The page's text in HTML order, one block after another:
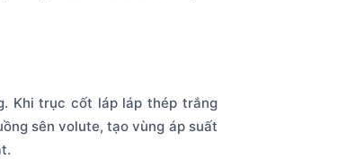
Khi trục cốt láp láp thép trắng
sên volute, tạo vùng áp suất